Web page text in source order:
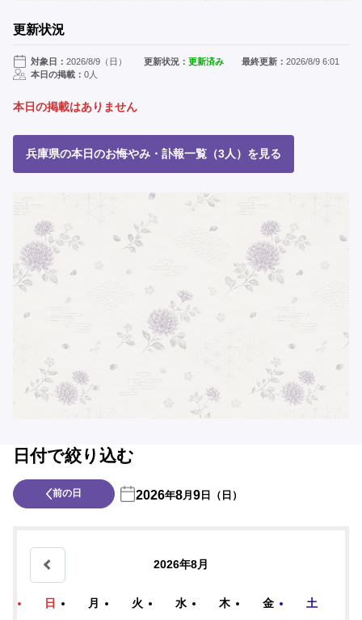
更新状況
対象日： 2026/8/9（日） 更新状況：更新済み 最終更新： 2026/8/9 6:01
本日の掲載： 0人
本日の掲載はありません
兵庫県の本日のお悔やみ・訃報一覧（3人）を見る
日付で絞り込む
前の日 2026年8月 9 日（日）
2026年8月
日 月 火 水 木 金 土